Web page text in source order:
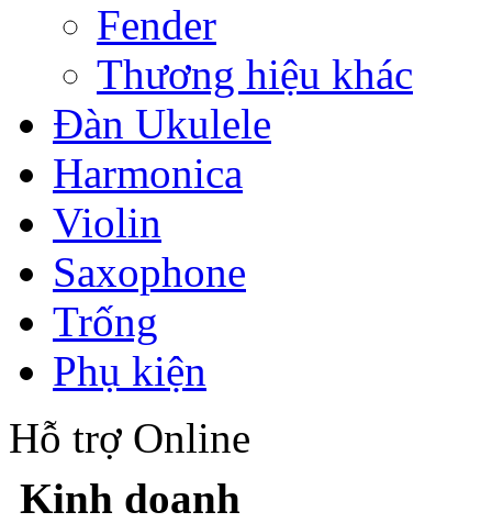
Fender
Thương hiệu khác
Đàn Ukulele
Harmonica
Violin
Saxophone
Trống
Phụ kiện
Hỗ trợ Online
Kinh doanh